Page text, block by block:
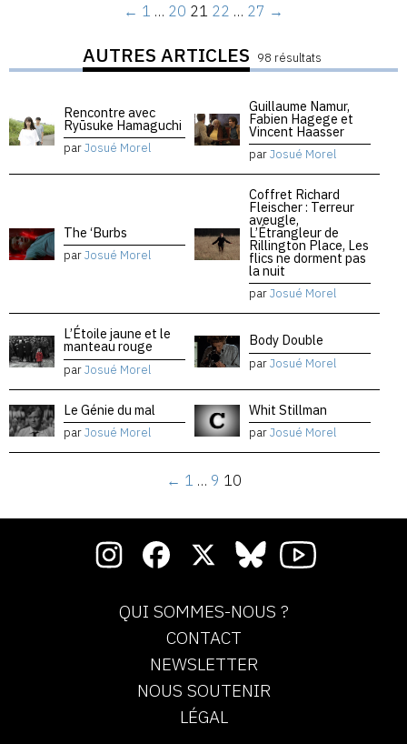
← 1 … 20 21 22 … 27 →
AUTRES ARTICLES 98 résultats
Rencontre avec
Ryūsuke Hamaguchi
parJosué Morel
Guillaume Namur,
Fabien Hagege et
Vincent Haasser
parJosué Morel
The ‘Burbs
parJosué Morel
Coffret Richard
Fleischer : Terreur
aveugle,
L’Étrangleur de
Rillington Place, Les
flics ne dorment pas
la nuit
parJosué Morel
L’Étoile jaune et le
manteau rouge
parJosué Morel
Body Double
parJosué Morel
Le Génie du mal
parJosué Morel
Whit Stillman
parJosué Morel
← 1 … 9 10
QUI SOMMES-NOUS ?
CONTACT
NEWSLETTER
NOUS SOUTENIR
LÉGAL